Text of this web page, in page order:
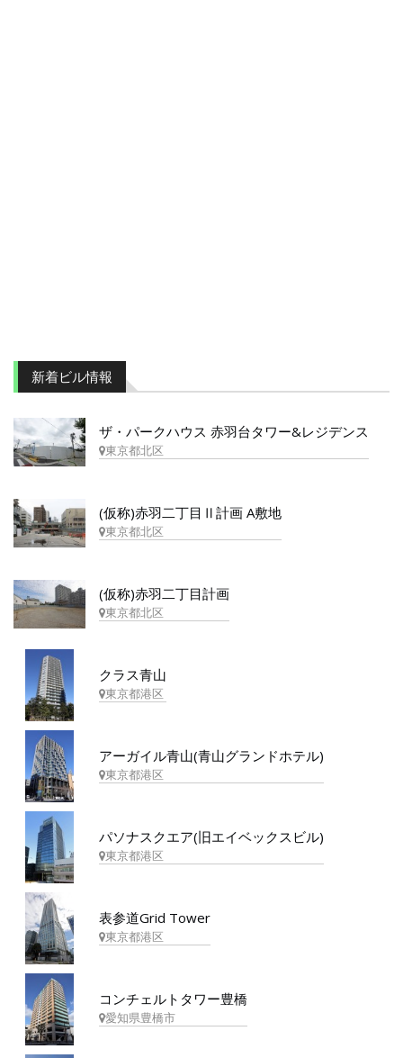
新着ビル情報
ザ・パークハウス 赤羽台タワー&レジデンス
東京都北区
(仮称)赤羽二丁目Ⅱ計画 A敷地
東京都北区
(仮称)赤羽二丁目計画
東京都北区
クラス青山
東京都港区
アーガイル青山(青山グランドホテル)
東京都港区
パソナスクエア(旧エイベックスビル)
東京都港区
表参道Grid Tower
東京都港区
コンチェルトタワー豊橋
愛知県豊橋市